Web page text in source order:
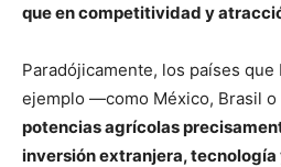
que en competitividad y
Paradójicamente, los países
ejemplo —como México, Brasil
potencias agrícolas
inversión extranjera, tecnología